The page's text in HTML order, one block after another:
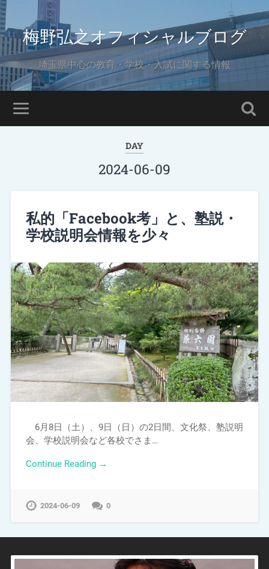
梅野弘之オフィシャルブログ
埼玉県中心の教育・学校・入試に関する情報
DAY
2024-06-09
私的「Facebook考」と、塾説・
学校説明会情報を少々
6月8日（土）、9日（日）の2日間、文化祭、塾説明
会、学校説明会など各校でさま…
Continue Reading →
2024-06-09 0